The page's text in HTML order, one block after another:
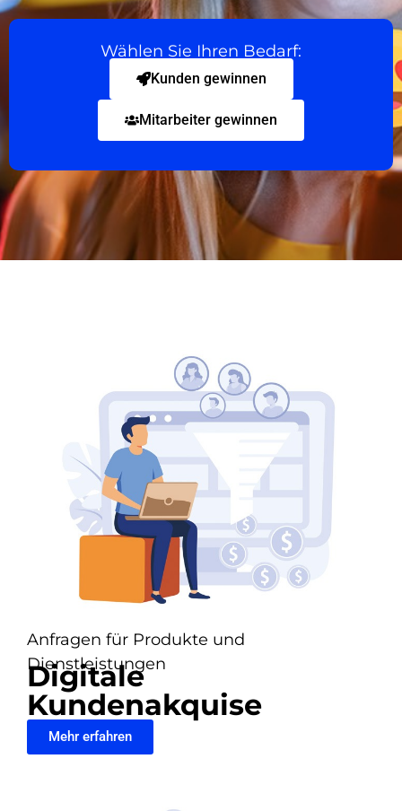
Wählen Sie Ihren Bedarf:
Kunden gewinnen
Mitarbeiter gewinnen
Anfragen für Produkte und
Dienstleistungen
Digitale
Kundenakquise
Mehr erfahren